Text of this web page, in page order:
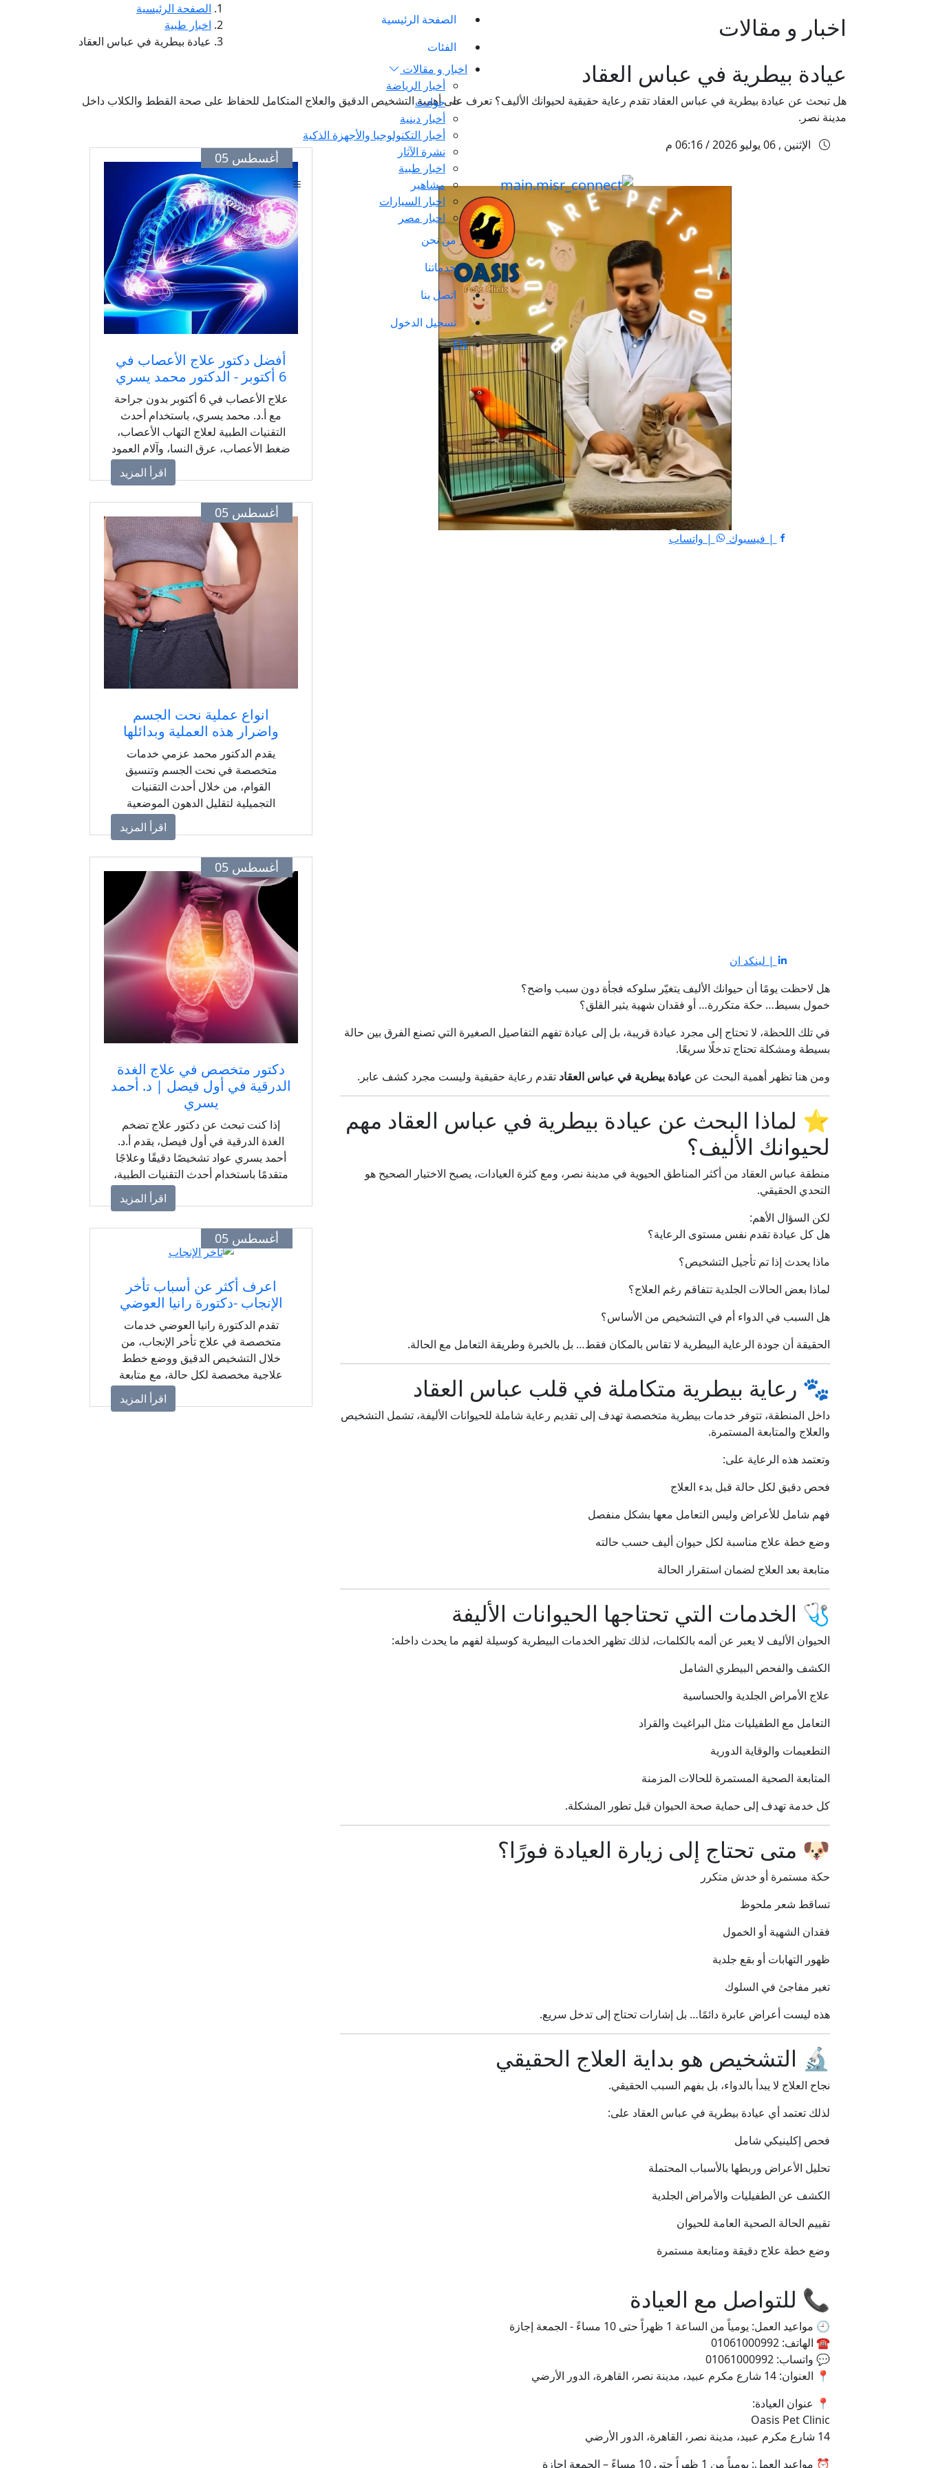
الصفحة الرئيسية
الفئات
اخبار و مقالات
أخبار الرياضة
حوادث
أخبار دينية
أخبار التكنولوجيا والأجهزة الذكية
نشرة الآثار
اخبار طبية
مشاهير
اخبار السيارات
اخبار مصر
من نحن
خدماتنا
اتصل بنا
تسجيل الدخول
EN
اخبار و مقالات
الصفحة الرئيسية
اخبار طبية
عيادة بيطرية في عباس العقاد
عيادة بيطرية في عباس العقاد
هل تبحث عن عيادة بيطرية في عباس العقاد تقدم رعاية حقيقية لحيوانك الأليف؟ تعرف على أهمية التشخيص الدقيق والعلاج المتكامل للحفاظ على صحة القطط والكلاب داخل
مدينة نصر.
الإثنين , 06 يوليو 2026 / 06:16 م
| فيسبوك | واتساب
| لينكد ان
هل لاحظت يومًا أن حيوانك الأليف يتغيّر سلوكه فجأة دون سبب واضح؟
خمول بسيط… حكة متكررة… أو فقدان شهية يثير القلق؟
في تلك اللحظة، لا تحتاج إلى مجرد عيادة قريبة، بل إلى عيادة تفهم التفاصيل الصغيرة التي تصنع الفرق بين حالة
بسيطة ومشكلة تحتاج تدخلًا سريعًا.
ومن هنا تظهر أهمية البحث عن عيادة بيطرية في عباس العقاد تقدم رعاية حقيقية وليست مجرد كشف عابر.
⭐ لماذا البحث عن عيادة بيطرية في عباس العقاد مهم
لحيوانك الأليف؟
منطقة عباس العقاد من أكثر المناطق الحيوية في مدينة نصر، ومع كثرة العيادات، يصبح الاختيار الصحيح هو
التحدي الحقيقي.
لكن السؤال الأهم:
هل كل عيادة تقدم نفس مستوى الرعاية؟
ماذا يحدث إذا تم تأجيل التشخيص؟
لماذا بعض الحالات الجلدية تتفاقم رغم العلاج؟
هل السبب في الدواء أم في التشخيص من الأساس؟
الحقيقة أن جودة الرعاية البيطرية لا تقاس بالمكان فقط… بل بالخبرة وطريقة التعامل مع الحالة.
🐾 رعاية بيطرية متكاملة في قلب عباس العقاد
داخل المنطقة، تتوفر خدمات بيطرية متخصصة تهدف إلى تقديم رعاية شاملة للحيوانات الأليفة، تشمل التشخيص
والعلاج والمتابعة المستمرة.
وتعتمد هذه الرعاية على:
فحص دقيق لكل حالة قبل بدء العلاج
فهم شامل للأعراض وليس التعامل معها بشكل منفصل
وضع خطة علاج مناسبة لكل حيوان أليف حسب حالته
متابعة بعد العلاج لضمان استقرار الحالة
🩺 الخدمات التي تحتاجها الحيوانات الأليفة
الحيوان الأليف لا يعبر عن ألمه بالكلمات، لذلك تظهر الخدمات البيطرية كوسيلة لفهم ما يحدث داخله:
الكشف والفحص البيطري الشامل
علاج الأمراض الجلدية والحساسية
التعامل مع الطفيليات مثل البراغيث والقراد
التطعيمات والوقاية الدورية
المتابعة الصحية المستمرة للحالات المزمنة
كل خدمة تهدف إلى حماية صحة الحيوان قبل تطور المشكلة.
🐶 متى تحتاج إلى زيارة العيادة فورًا؟
حكة مستمرة أو خدش متكرر
تساقط شعر ملحوظ
فقدان الشهية أو الخمول
ظهور التهابات أو بقع جلدية
تغير مفاجئ في السلوك
هذه ليست أعراض عابرة دائمًا… بل إشارات تحتاج إلى تدخل سريع.
🔬 التشخيص هو بداية العلاج الحقيقي
نجاح العلاج لا يبدأ بالدواء، بل بفهم السبب الحقيقي.
لذلك تعتمد أي عيادة بيطرية في عباس العقاد على:
فحص إكلينيكي شامل
تحليل الأعراض وربطها بالأسباب المحتملة
الكشف عن الطفيليات والأمراض الجلدية
تقييم الحالة الصحية العامة للحيوان
وضع خطة علاج دقيقة ومتابعة مستمرة
📞 للتواصل مع العيادة
🕘 مواعيد العمل: يومياً من الساعة 1 ظهراً حتى 10 مساءً - الجمعة إجازة
☎️ الهاتف: 01061000992
💬 واتساب: 01061000992
📍 العنوان: 14 شارع مكرم عبيد، مدينة نصر، القاهرة، الدور الأرضي
📍 عنوان العيادة:
Oasis Pet Clinic
14 شارع مكرم عبيد، مدينة نصر، القاهرة، الدور الأرضي
⏰ مواعيد العمل: يومياً من 1 ظهراً حتى 10 مساءً – الجمعة إجازة
أغسطس 05
أفضل دكتور علاج الأعصاب في
6 أكتوبر - الدكتور محمد يسري
علاج الأعصاب في 6 أكتوبر بدون جراحة
مع أ.د. محمد يسري، باستخدام أحدث
التقنيات الطبية لعلاج التهاب الأعصاب،
ضغط الأعصاب، عرق النسا، وآلام العمود
الفقري، مع خطة علاج مناسبة لكل حالة.
اقرأ المزيد
أغسطس 05
انواع عملية نحت الجسم
واضرار هذه العملية وبدائلها
يقدم الدكتور محمد عزمي خدمات
متخصصة في نحت الجسم وتنسيق
القوام، من خلال أحدث التقنيات
التجميلية لتقليل الدهون الموضعية
وتحسين تناسق الجسم، مع وضع خطط
مناسبة لكل حالة للحصول على نتائج
اقرأ المزيد
أغسطس 05
دكتور متخصص في علاج الغدة
الدرقية في أول فيصل | د. أحمد
يسري
إذا كنت تبحث عن دكتور علاج تضخم
الغدة الدرقية في أول فيصل، يقدم أ.د.
أحمد يسري عواد تشخيصًا دقيقًا وعلاجًا
متقدمًا باستخدام أحدث التقنيات الطبية،
مع متابعة شاملة لجميع حالات تضخم
الغدة الدرقية والعقد والأورام، لضمان
اقرأ المزيد
أغسطس 05
اعرف أكثر عن أسباب تأخر
الإنجاب -دكتورة رانيا العوضي
تقدم الدكتورة رانيا العوضي خدمات
متخصصة في علاج تأخر الإنجاب، من
خلال التشخيص الدقيق ووضع خطط
علاجية مخصصة لكل حالة، مع متابعة
طبية مستمرة لزيادة فرص الحمل
وتحقيق حلم الأمومة والأبوة.
اقرأ المزيد